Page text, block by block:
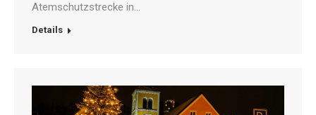
Atemschutzstrecke in…
Details